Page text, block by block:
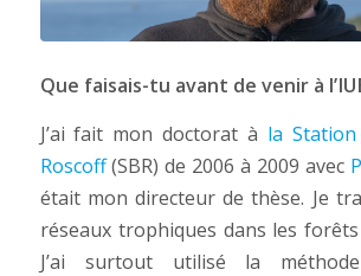
Que faisais-tu avant de venir à
J’ai fait mon doctorat à la
Roscoff(SBR) de 2006 à 2009 avec
était mon directeur de thèse. Je
réseaux trophiques dans les
J’ai surtout utilisé la